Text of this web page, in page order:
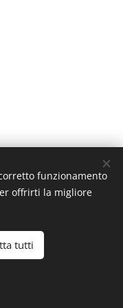
funzionamento
offrirti la migliore
tutti